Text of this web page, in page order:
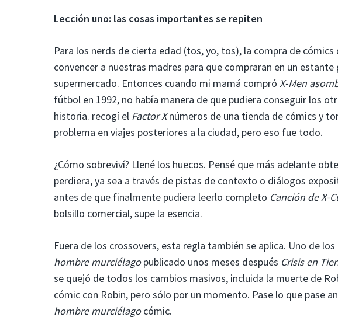
Lección uno: las cosas importantes se repiten
Para los nerds de cierta edad (tos, yo, tos), la compra de
convencer a nuestras madres para que compraran en un
supermercado. Entonces cuando mi mamá compró X-Men
fútbol en 1992, no había manera de que pudiera conseguir los
historia. recogí el Factor Xnúmeros de una tienda de cómics y
problema en viajes posteriores a la ciudad, pero eso fue todo.
¿Cómo sobreviví? Llené los huecos. Pensé que más adelante
perdiera, ya sea a través de pistas de contexto o diálogos
antes de que finalmente pudiera leerlo completo Canción de X-
bolsillo comercial, supe la esencia.
Fuera de los crossovers, esta regla también se aplica. Uno de
hombre murciélagopublicado unos meses después Crisis en
se quejó de todos los cambios masivos, incluida la muerte de
cómic con Robin, pero sólo por un momento. Pase lo que pase
hombre murciélagocómic.